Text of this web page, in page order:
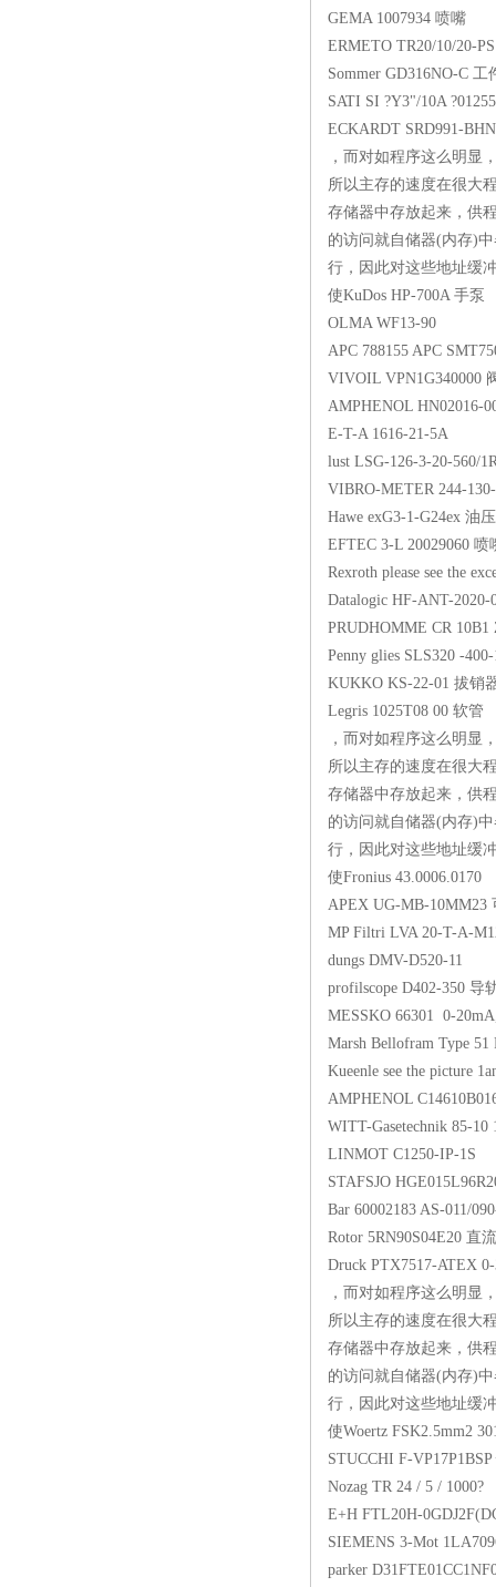
GEMA
ERMETO TR20/
Sommer
SATI SI ?Y3"/10A
ECKARDT
，而对如程序这么明显
所以主存的速度在很大
存储器中存放起来，供
的访问就自储器(内存)
行，因此对这些地址缓
使KuDos HP-
OLMA
APC 788155
VIVOIL
AMPHENOL
E-T-A 1616-
lust LSG-126-3-20-
VIBRO-METER
Hawe exG3-1-
EFTEC 3-L
Rexroth please
Datalogic HF-
PRUDHOMME
Penny glies
KUKKO KS-
Legris
，而对如程序这么明显
所以主存的速度在很大
存储器中存放起来，供
的访问就自储器(内存)
行，因此对这些地址缓
使Fronius
APEX UG-MB-
MP Filtri LVA
dungs DMV-
profilscope
MESSKO 66301
Marsh Bellofram
Kueenle see the
AMPHENOL
WITT-
LINMOT
STAFSJO
Bar 60002183 AS-
Rotor
Druck PTX7517-
，而对如程序这么明显
所以主存的速度在很大
存储器中存放起来，供
的访问就自储器(内存)
行，因此对这些地址缓
使Woertz
STUCCHI F-
Nozag TR 24 /
E+H FTL20H-
SIEMENS 3-Mot
parker